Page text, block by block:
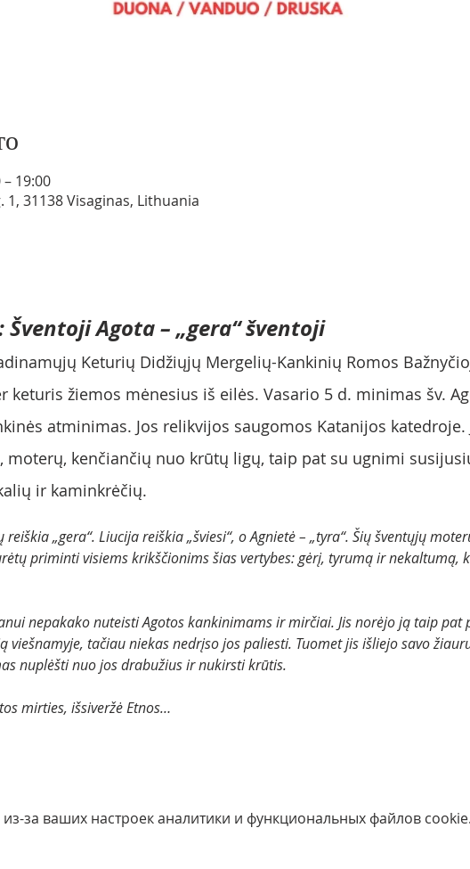
19:00
1, 31138 Visaginas, Lithuania
Šventoji Agota – „gera“ šventoji
Keturių Didžiųjų Mergelių-Kankinių Romos
keturis žiemos mėnesius iš eilės. Vasario 5 d. minimas šv.
atminimas. Jos relikvijos saugomos Katanijos katedroje.
kenčiančių nuo krūtų ligų, taip pat su ugnimi
ir kaminkrėčių.
„gera“. Liucija reiškia „šviesi“, o Agnietė – „tyra“. Šių šventųjų
priminti visiems krikščionims šias vertybes: gėrį, tyrumą ir nekaltumą,
nepakako nuteisti Agotos kankinimams ir mirčiai. Jis norėjo ją taip pat
viešnamyje, tačiau niekas nedrįso jos paliesti. Tuomet jis išliejo savo
nuplėšti nuo jos drabužius ir nukirsti krūtis.
mirties, išsiveržė Etnos…
за ваших настроек аналитики и функциональных файлов cookie.